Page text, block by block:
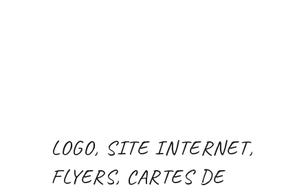
LOGO, SITE INTERNET,
FLYERS, CARTES DE